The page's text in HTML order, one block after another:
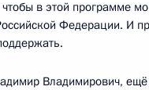
в этой программе
Федерации. И
Владимирович,